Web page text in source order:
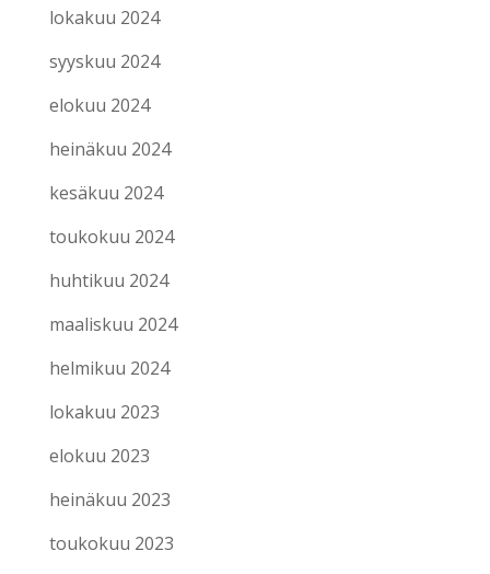
lokakuu 2024
syyskuu 2024
elokuu 2024
heinäkuu 2024
kesäkuu 2024
toukokuu 2024
huhtikuu 2024
maaliskuu 2024
helmikuu 2024
lokakuu 2023
elokuu 2023
heinäkuu 2023
toukokuu 2023